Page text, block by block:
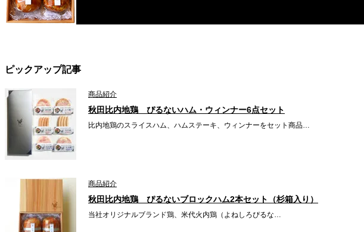
ピックアップ記事
商品紹介
秋田比内地鶏 ぴるないハム・ウィンナー6点セット
比内地鶏のスライスハム、ハムステーキ、ウィンナーをセット商品…
商品紹介
秋田比内地鶏 ぴるないブロックハム2本セット（杉箱入り）
当社オリジナルブランド鶏、米代火内鶏（よねしろぴるな…